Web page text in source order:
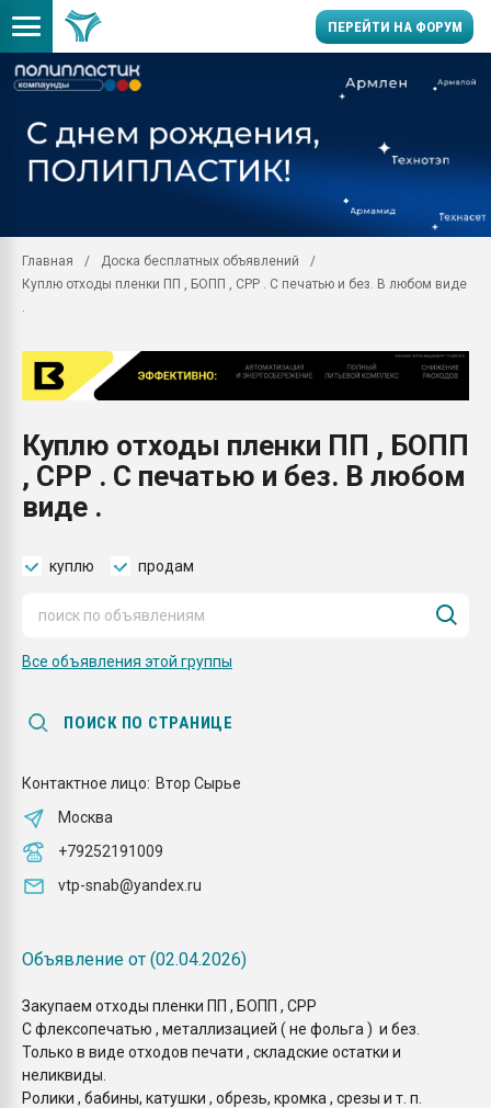
ПЕРЕЙТИ НА ФОРУМ
заводу пластмасс"
28.07.2026
первый план в
28.07.2026
ситуацией на
Главная
Доска бесплатных объявлений
Куплю отходы пленки ПП , БОПП , СРР . С печатью и без. В любом виде
.
Куплю отходы пленки ПП , БОПП
, СРР . С печатью и без. В любом
виде .
куплю продам
Все объявления этой группы
ПОИСК ПО СТРАНИЦЕ
Контактное лицо: Втор Сырье
Москва
+79252191009
vtp-snab@yandex.ru
Объявление от (02.04.2026)
Закупаем отходы пленки ПП , БОПП , СРР
С флексопечатью , металлизацией ( не фольга ) и без.
Только в виде отходов печати , складские остатки и
неликвиды.
Ролики , бабины, катушки , обрезь, кромка , срезы и т. п.